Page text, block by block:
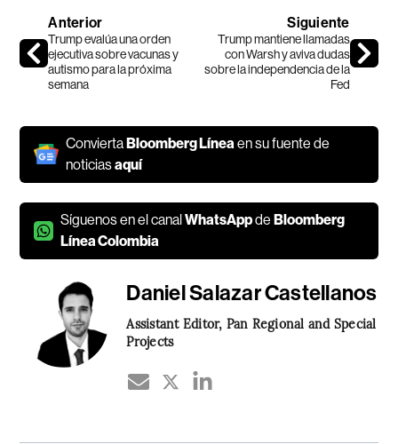
Anterior
Trump evalúa una orden
ejecutiva sobre vacunas y
autismo para la próxima
semana
Siguiente
Trump mantiene llamadas
con Warsh y aviva dudas
sobre la independencia de la
Fed
ConviertaBloomberg Línea en su fuente de
noticiasaquí
Síguenos en el canalWhatsAppdeBloomberg
Línea Colombia
Daniel Salazar Castellanos
Assistant Editor, Pan Regional and Special
Projects